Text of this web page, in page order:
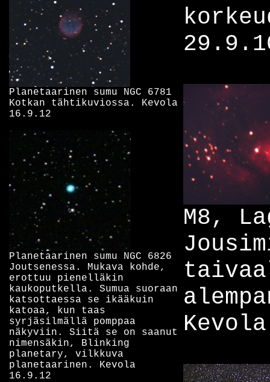
Planetaarinen sumu NGC 6781
Kotkan tähtikuviossa. Kevola
16.9.12
Planetaarinen sumu NGC 6826
Joutsenessa. Mukava kohde,
erottuu pienelläkin
kaukoputkella. Sumua suoraan
katsottaessa se ikääkuin
katoaa, kun taas
syrjäsilmällä pomppaa
näkyviin. Siitä se on saanut
nimensäkin, Blinking
planetary, vilkkuva
planetaarinen. Kevola
16.9.12
M8,